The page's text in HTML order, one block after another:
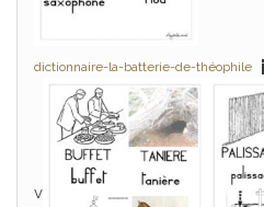
dictionnaire-la-batterie-de-théophile
v